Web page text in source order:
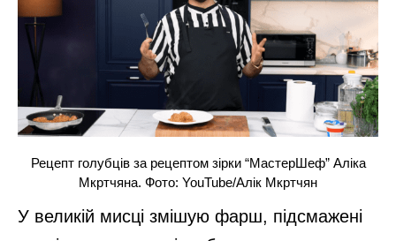
Рецепт голубців за рецептом зірки “МастерШеф” Аліка
Мкртчяна. Фото: YouTube/Алік Мкртчян
У великій мисці змішую фарш, підсмажені